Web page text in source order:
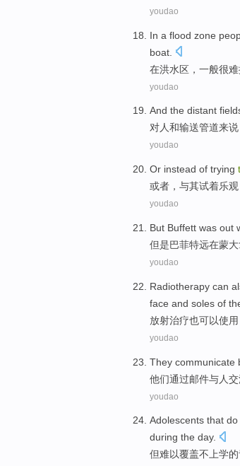
youdao
In a flood zone
boat
在洪水区 ， 一般很难
youdao
And the distant
对人和输送管道来说
youdao
Or instead of trying
或者 ， 与其试着乐观
youdao
But Buffett was out
但是巴菲特远在蒙大
youdao
Radiotherapy can
face and soles of
放射治疗也可以使用
youdao
They communicate
他们通过邮件与人
youdao
Adolescents that do
during the day.
但难以覆盖不上学的